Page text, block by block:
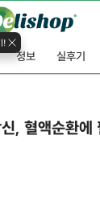
!
정보 실후기
, 혈액순환에